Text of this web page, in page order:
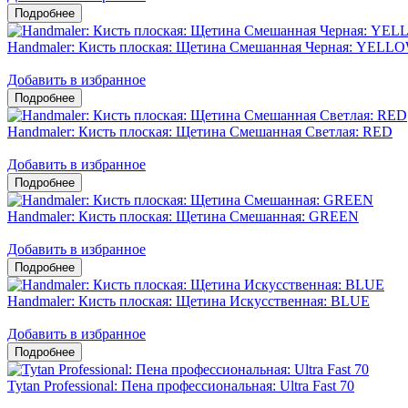
Handmaler: Кисть плоская: Щетина Смешанная Черная:
Добавить в избранное
Handmaler: Кисть плоская: Щетина Смешанная Светлая: RED
Добавить в избранное
Handmaler: Кисть плоская: Щетина Смешанная: GREEN
Добавить в избранное
Handmaler: Кисть плоская: Щетина Искусственная: BLUE
Добавить в избранное
Tytan Professional: Пена профессиональная: Ultra Fast 70